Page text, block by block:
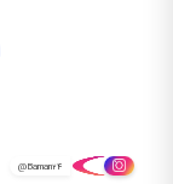
@Baman۲۴